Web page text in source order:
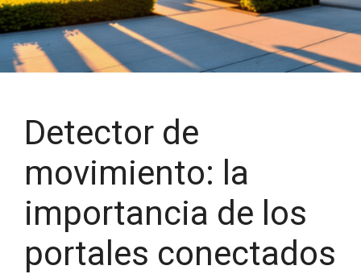
Detector de
movimiento: la
importancia de los
portales conectados